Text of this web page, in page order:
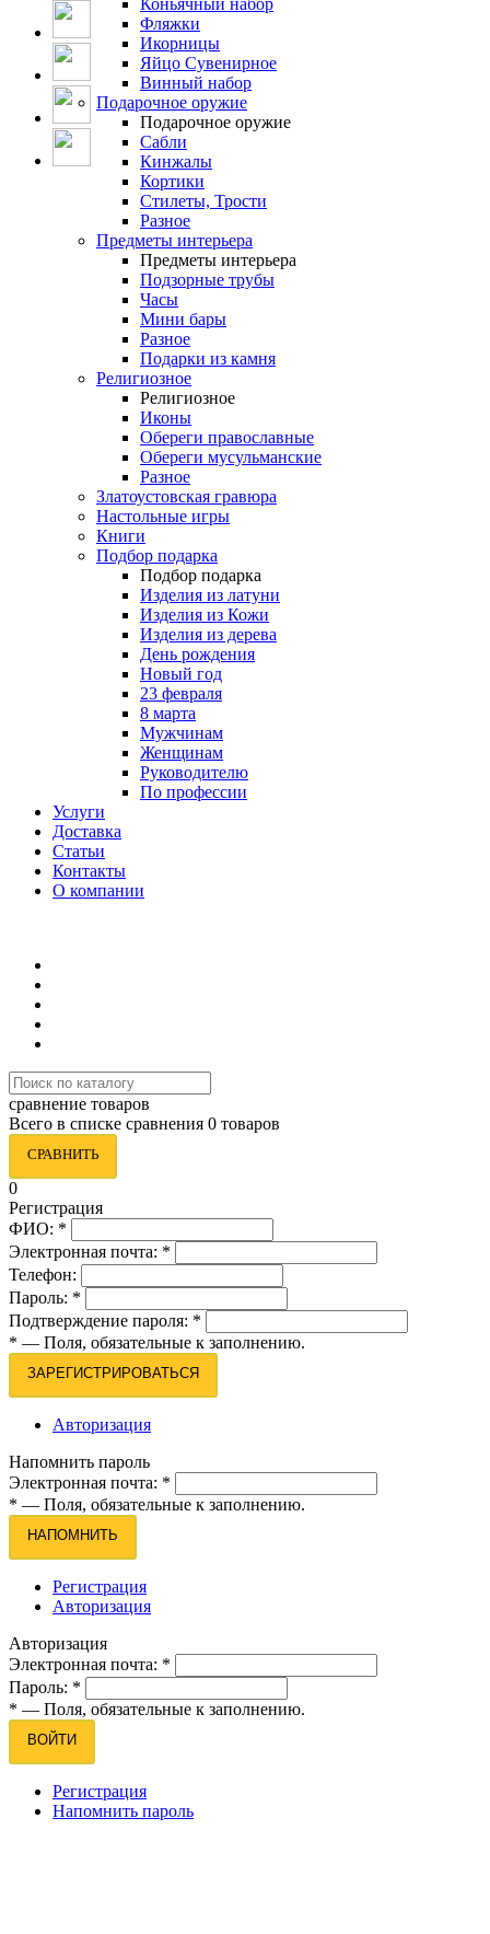
Фляжки
Икорницы
Яйцо Сувенирное
Винный набор
Подарочное оружие
Подарочное оружие
Сабли
Кинжалы
Кортики
Стилеты, Трости
Разное
Предметы интерьера
Предметы интерьера
Подзорные трубы
Часы
Мини бары
Разное
Подарки из камня
Религиозное
Религиозное
Иконы
Обереги православные
Обереги мусульманские
Разное
Златоустовская гравюра
Настольные игры
Книги
Подбор подарка
Подбор подарка
Изделия из латуни
Изделия из Кожи
Изделия из дерева
День рождения
Новый год
23 февраля
8 марта
Мужчинам
Женщинам
Руководителю
По профессии
Услуги
Доставка
Статьи
Контакты
О компании
сравнение товаров
Всего в списке сравнения 0 товаров
СРАВНИТЬ
0
Регистрация
ФИО: *
Электронная почта: *
Телефон:
Пароль: *
Подтверждение пароля: *
* — Поля, обязательные к заполнению.
ЗАРЕГИСТРИРОВАТЬСЯ
Авторизация
Напомнить пароль
Электронная почта: *
* — Поля, обязательные к заполнению.
НАПОМНИТЬ
Регистрация
Авторизация
Авторизация
Электронная почта: *
Пароль: *
* — Поля, обязательные к заполнению.
ВОЙТИ
Регистрация
Напомнить пароль